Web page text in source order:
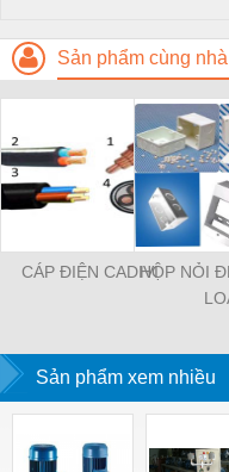
Sản phẩm cùng
CÁP ĐIỆN CADIVIHỘP NỎI
Sản phẩm xem nhiều